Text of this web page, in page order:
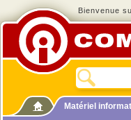
Bienvenue
Matériel